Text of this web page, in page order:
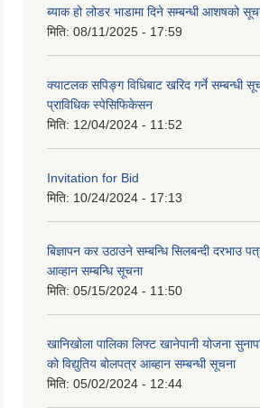
ब्याक हो लोडर भाडामा दिने सम्बन्धी आशषको
मिति: 08/11/2025 - 17:59
क्याटलक सपिङ्ग विधिबाट खरिद गर्ने सम्बन्धी
प्राविधिक स्पेसिफिकेसन
मिति: 12/04/2024 - 11:52
Invitation for Bid
मिति: 10/24/2024 - 17:13
बिज्ञापन कर उठाउने सम्बन्धि सिलबन्दी दरभाउ
आव्हान सम्बन्धि सूचना
मिति: 05/15/2024 - 11:50
खानिखोला पालिका लिफ्ट खानेपानी योजना
को विद्युतिय बोलपत्र आब्हान सम्बन्धी सूचना
मिति: 05/02/2024 - 12:44